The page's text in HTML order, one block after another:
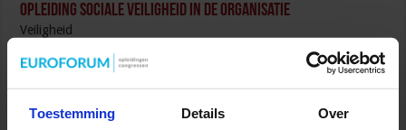
Toestemming Details Over
Opleiding Sociale Veiligheid in de Organisatie
Veiligheid